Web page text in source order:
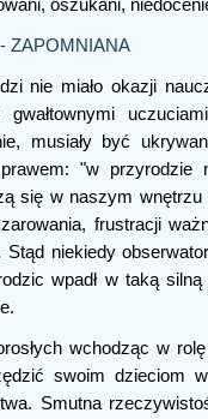
oszukani,
ZAPOMNIANA
nie miało okazji
musiały być
"w
się w naszym
frustracji
Stąd niekiedy
wpadł w taką silną
wchodząc w
swoim dzieciom
Smutna